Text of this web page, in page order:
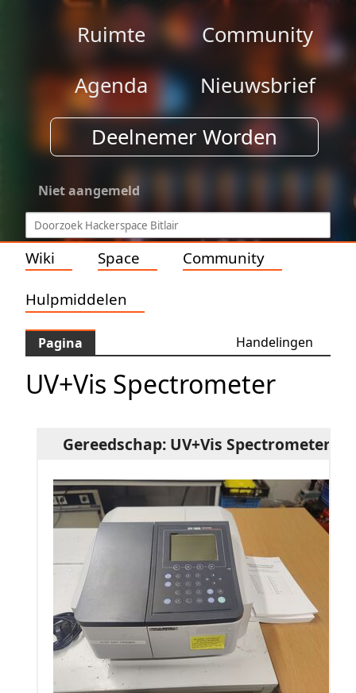
Ruimte
Community
Agenda
Nieuwsbrief
Deelnemer Worden
Niet aangemeld
Wiki Space Community
Hulpmiddelen
Pagina Handelingen
UV+Vis Spectrometer
Gereedschap: UV+Vis Spectrometer